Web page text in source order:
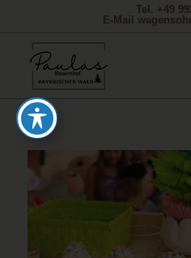
Tel. +49
E-Mail